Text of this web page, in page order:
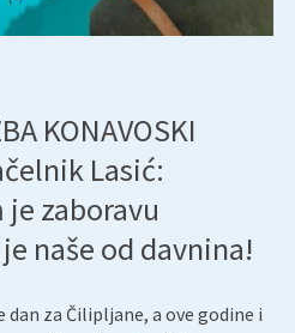
KONAVOSKI
Lasić:
zaboravu
naše od davnina!
za Čilipljane, a ove godine i